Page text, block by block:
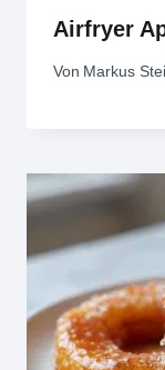
Airfryer
Von Markus